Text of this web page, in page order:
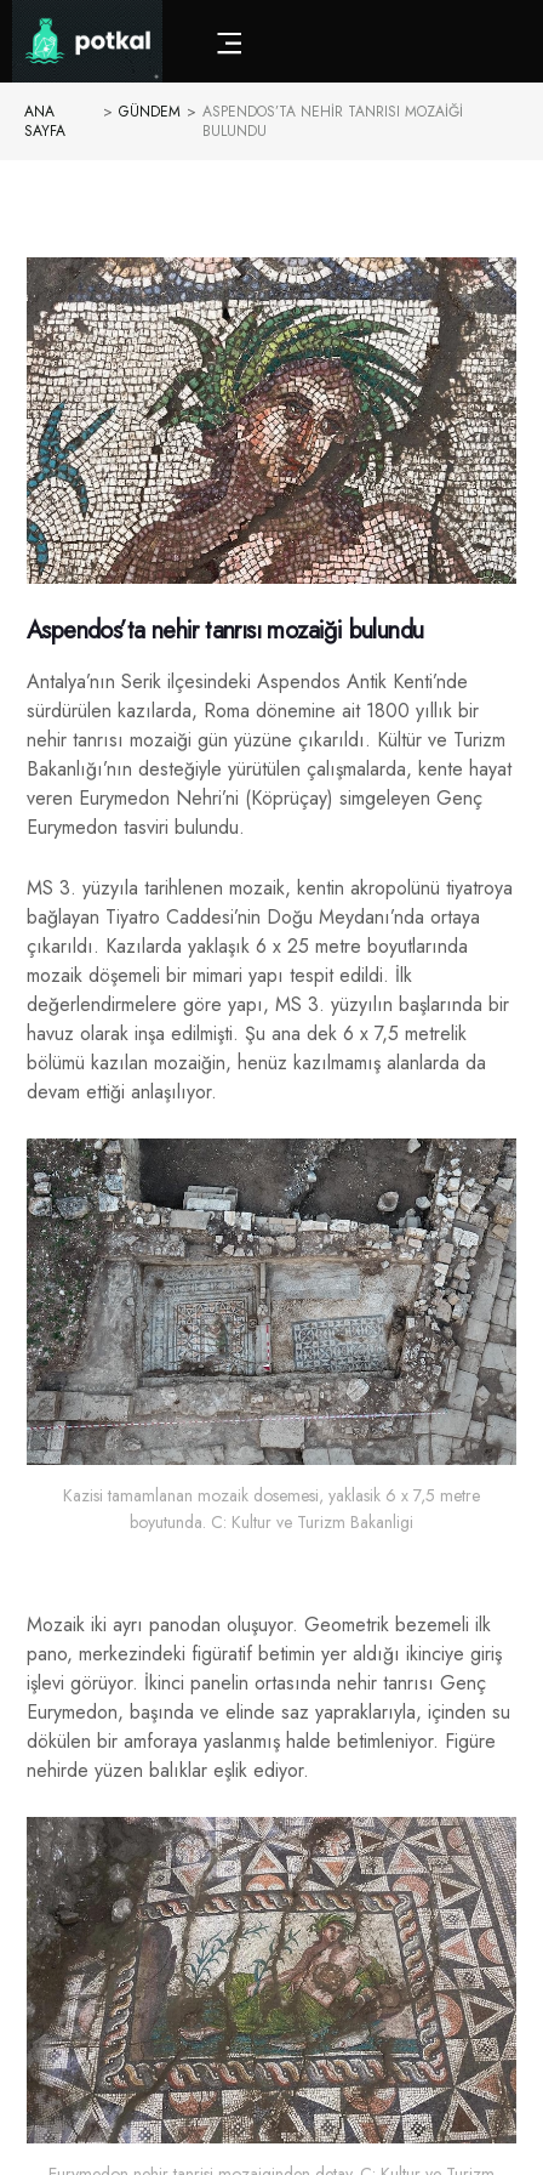
ANA
SAYFA
> GÜNDEM > ASPENDOS’TA NEHIR TANRISI MOZAIĞI
BULUNDU
Aspendos’ta nehir tanrısı mozaiği bulundu
Antalya’nın Serik ilçesindeki Aspendos Antik Kenti’nde
sürdürülen kazılarda, Roma dönemine ait 1800 yıllık bir
nehir tanrısı mozaiği gün yüzüne çıkarıldı. Kültür ve Turizm
Bakanlığı’nın desteğiyle yürütülen çalışmalarda, kente hayat
veren Eurymedon Nehri’ni (Köprüçay) simgeleyen Genç
Eurymedon tasviri bulundu.
MS 3. yüzyıla tarihlenen mozaik, kentin akropolünü tiyatroya
bağlayan Tiyatro Caddesi’nin Doğu Meydanı’nda ortaya
çıkarıldı. Kazılarda yaklaşık 6 x 25 metre boyutlarında
mozaik döşemeli bir mimari yapı tespit edildi. İlk
değerlendirmelere göre yapı, MS 3. yüzyılın başlarında bir
havuz olarak inşa edilmişti. Şu ana dek 6 x 7,5 metrelik
bölümü kazılan mozaiğin, henüz kazılmamış alanlarda da
devam ettiği anlaşılıyor.
Kazisi tamamlanan mozaik dosemesi, yaklasik 6 x 7,5 metre
boyutunda. C: Kultur ve Turizm Bakanligi
Mozaik iki ayrı panodan oluşuyor. Geometrik bezemeli ilk
pano, merkezindeki figüratif betimin yer aldığı ikinciye giriş
işlevi görüyor. İkinci panelin ortasında nehir tanrısı Genç
Eurymedon, başında ve elinde saz yapraklarıyla, içinden su
dökülen bir amforaya yaslanmış halde betimleniyor. Figüre
nehirde yüzen balıklar eşlik ediyor.